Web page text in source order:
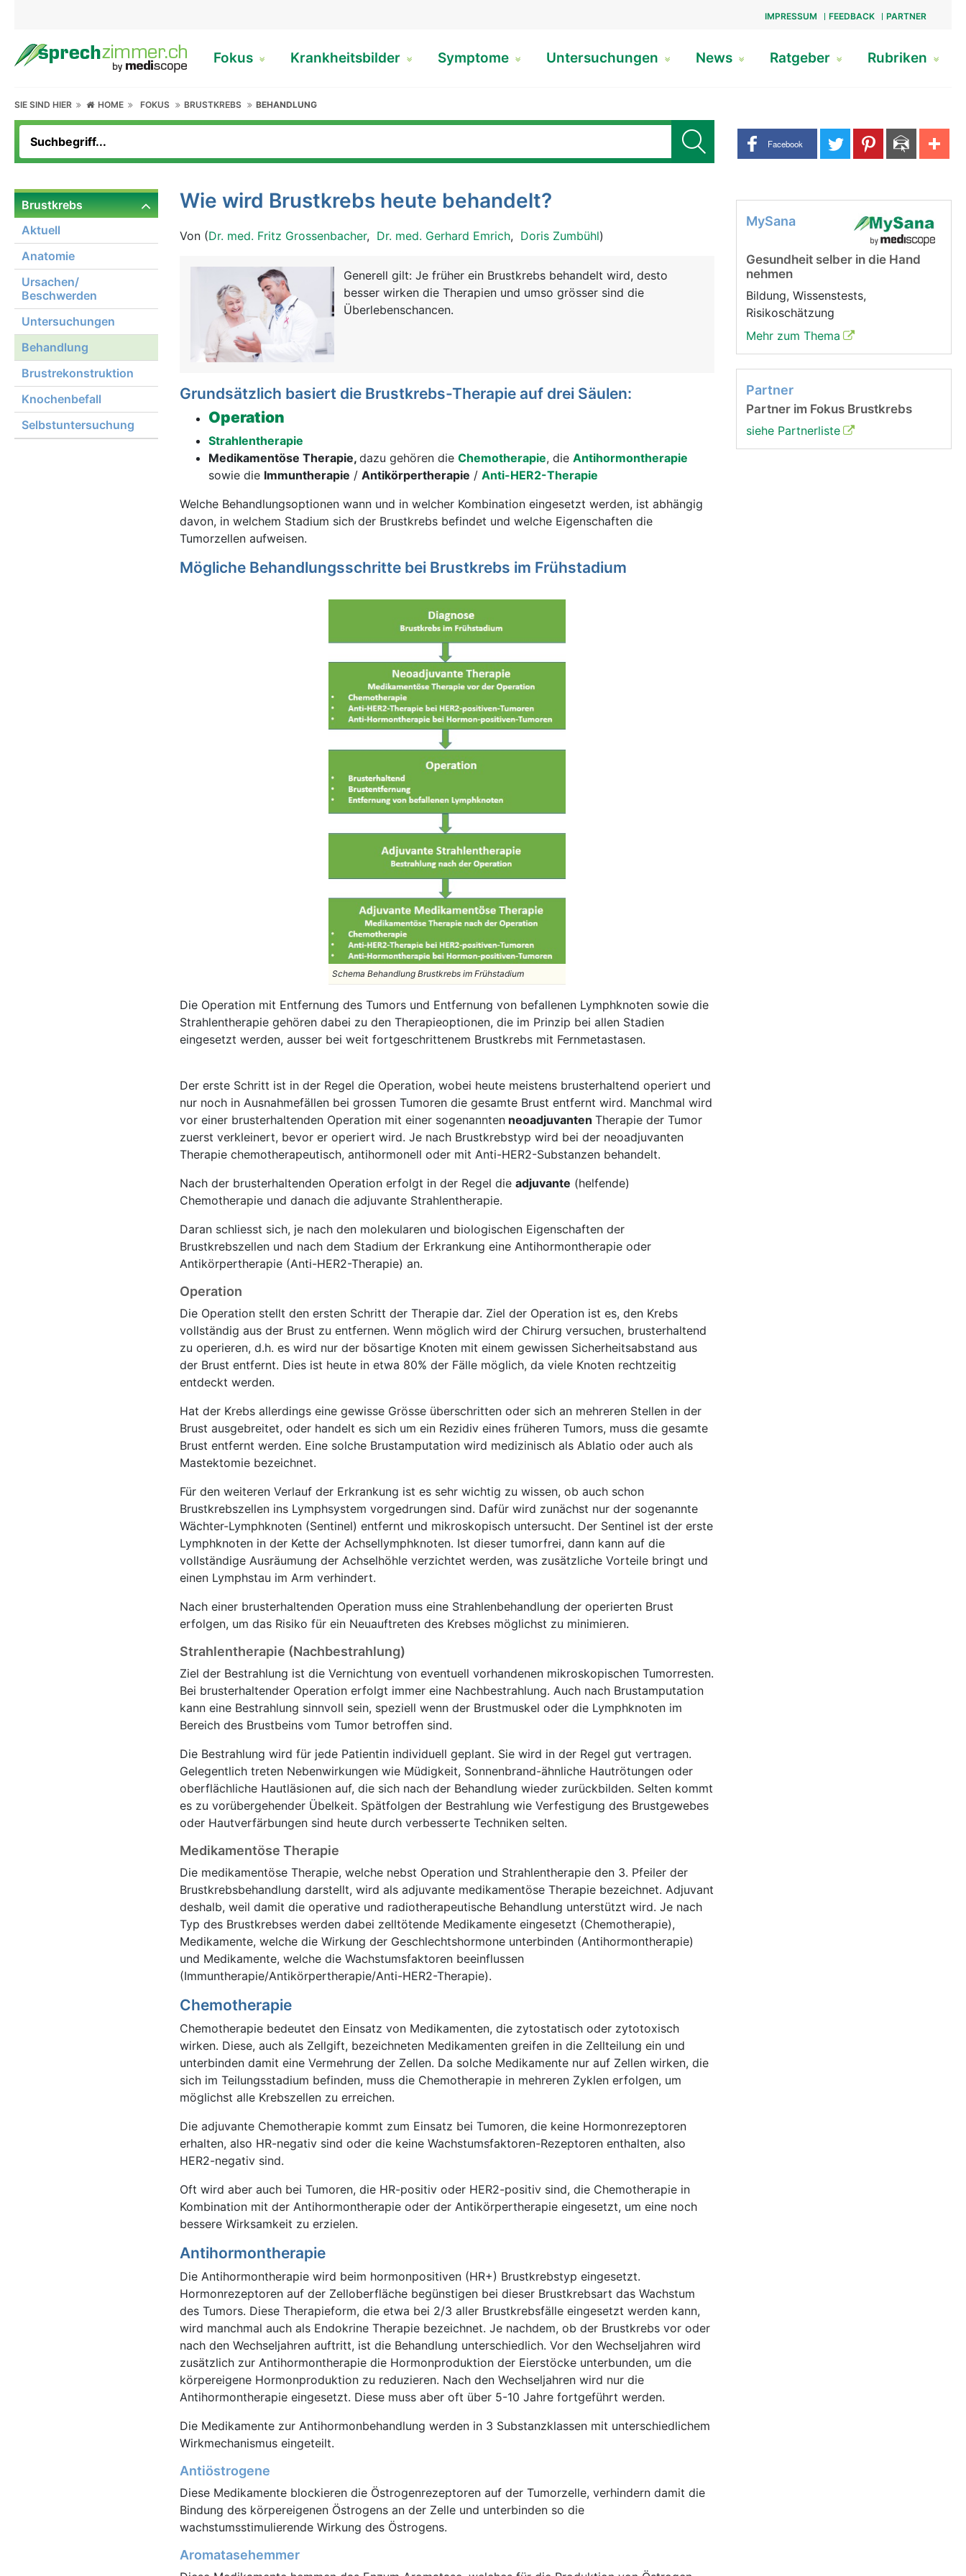
IMPRESSUM FEEDBACK PARTNER
Fokus Krankheitsbilder Symptome Untersuchungen News Ratgeber Rubriken
SIE SIND HIER HOME FOKUS BRUSTKREBS BEHANDLUNG
Share buttons
Facebook
Brustkrebs
Aktuell
Anatomie
Ursachen/
Beschwerden
Untersuchungen
Behandlung
Brustrekonstruktion
Knochenbefall
Selbstuntersuchung
Wie wird Brustkrebs heute behandelt?
Von (Dr. med. Fritz Grossenbacher, Dr. med. Gerhard Emrich, Doris Zumbühl)
Generell gilt: Je früher ein Brustkrebs behandelt wird, desto
besser wirken die Therapien und umso grösser sind die
Überlebenschancen.
Grundsätzlich basiert die Brustkrebs-Therapie auf drei Säulen:
Operation
Strahlentherapie
Medikamentöse Therapie, dazu gehören die Chemotherapie, die Antihormontherapie
sowie die Immuntherapie / Antikörpertherapie / Anti-HER2-Therapie
Welche Behandlungsoptionen wann und in welcher Kombination eingesetzt werden, ist abhängig
davon, in welchem Stadium sich der Brustkrebs befindet und welche Eigenschaften die
Tumorzellen aufweisen.
Mögliche Behandlungsschritte bei Brustkrebs im Frühstadium
Schema Behandlung Brustkrebs im Frühstadium
Die Operation mit Entfernung des Tumors und Entfernung von befallenen Lymphknoten sowie die
Strahlentherapie gehören dabei zu den Therapieoptionen, die im Prinzip bei allen Stadien
eingesetzt werden, ausser bei weit fortgeschrittenem Brustkrebs mit Fernmetastasen.
Der erste Schritt ist in der Regel die Operation, wobei heute meistens brusterhaltend operiert und
nur noch in Ausnahmefällen bei grossen Tumoren die gesamte Brust entfernt wird. Manchmal wird
vor einer brusterhaltenden Operation mit einer sogenannten neoadjuvanten Therapie der Tumor
zuerst verkleinert, bevor er operiert wird. Je nach Brustkrebstyp wird bei der neoadjuvanten
Therapie chemotherapeutisch, antihormonell oder mit Anti-HER2-Substanzen behandelt.
Nach der brusterhaltenden Operation erfolgt in der Regel die adjuvante (helfende)
Chemotherapie und danach die adjuvante Strahlentherapie.
Daran schliesst sich, je nach den molekularen und biologischen Eigenschaften der
Brustkrebszellen und nach dem Stadium der Erkrankung eine Antihormontherapie oder
Antikörpertherapie (Anti-HER2-Therapie) an.
Operation
Die Operation stellt den ersten Schritt der Therapie dar. Ziel der Operation ist es, den Krebs
vollständig aus der Brust zu entfernen. Wenn möglich wird der Chirurg versuchen, brusterhaltend
zu operieren, d.h. es wird nur der bösartige Knoten mit einem gewissen Sicherheitsabstand aus
der Brust entfernt. Dies ist heute in etwa 80% der Fälle möglich, da viele Knoten rechtzeitig
entdeckt werden.
Hat der Krebs allerdings eine gewisse Grösse überschritten oder sich an mehreren Stellen in der
Brust ausgebreitet, oder handelt es sich um ein Rezidiv eines früheren Tumors, muss die gesamte
Brust entfernt werden. Eine solche Brustamputation wird medizinisch als Ablatio oder auch als
Mastektomie bezeichnet.
Für den weiteren Verlauf der Erkrankung ist es sehr wichtig zu wissen, ob auch schon
Brustkrebszellen ins Lymphsystem vorgedrungen sind. Dafür wird zunächst nur der sogenannte
Wächter-Lymphknoten (Sentinel) entfernt und mikroskopisch untersucht. Der Sentinel ist der erste
Lymphknoten in der Kette der Achsellymphknoten. Ist dieser tumorfrei, dann kann auf die
vollständige Ausräumung der Achselhöhle verzichtet werden, was zusätzliche Vorteile bringt und
einen Lymphstau im Arm verhindert.
Nach einer brusterhaltenden Operation muss eine Strahlenbehandlung der operierten Brust
erfolgen, um das Risiko für ein Neuauftreten des Krebses möglichst zu minimieren.
Strahlentherapie (Nachbestrahlung)
Ziel der Bestrahlung ist die Vernichtung von eventuell vorhandenen mikroskopischen Tumorresten.
Bei brusterhaltender Operation erfolgt immer eine Nachbestrahlung. Auch nach Brustamputation
kann eine Bestrahlung sinnvoll sein, speziell wenn der Brustmuskel oder die Lymphknoten im
Bereich des Brustbeins vom Tumor betroffen sind.
Die Bestrahlung wird für jede Patientin individuell geplant. Sie wird in der Regel gut vertragen.
Gelegentlich treten Nebenwirkungen wie Müdigkeit, Sonnenbrand-ähnliche Hautrötungen oder
oberflächliche Hautläsionen auf, die sich nach der Behandlung wieder zurückbilden. Selten kommt
es zu vorübergehender Übelkeit. Spätfolgen der Bestrahlung wie Verfestigung des Brustgewebes
oder Hautverfärbungen sind heute durch verbesserte Techniken selten.
Medikamentöse Therapie
Die medikamentöse Therapie, welche nebst Operation und Strahlentherapie den 3. Pfeiler der
Brustkrebsbehandlung darstellt, wird als adjuvante medikamentöse Therapie bezeichnet. Adjuvant
deshalb, weil damit die operative und radiotherapeutische Behandlung unterstützt wird. Je nach
Typ des Brustkrebses werden dabei zelltötende Medikamente eingesetzt (Chemotherapie),
Medikamente, welche die Wirkung der Geschlechtshormone unterbinden (Antihormontherapie)
und Medikamente, welche die Wachstumsfaktoren beeinflussen
(Immuntherapie/Antikörpertherapie/Anti-HER2-Therapie).
Chemotherapie
Chemotherapie bedeutet den Einsatz von Medikamenten, die zytostatisch oder zytotoxisch
wirken. Diese, auch als Zellgift, bezeichneten Medikamenten greifen in die Zellteilung ein und
unterbinden damit eine Vermehrung der Zellen. Da solche Medikamente nur auf Zellen wirken, die
sich im Teilungsstadium befinden, muss die Chemotherapie in mehreren Zyklen erfolgen, um
möglichst alle Krebszellen zu erreichen.
Die adjuvante Chemotherapie kommt zum Einsatz bei Tumoren, die keine Hormonrezeptoren
erhalten, also HR-negativ sind oder die keine Wachstumsfaktoren-Rezeptoren enthalten, also
HER2-negativ sind.
Oft wird aber auch bei Tumoren, die HR-positiv oder HER2-positiv sind, die Chemotherapie in
Kombination mit der Antihormontherapie oder der Antikörpertherapie eingesetzt, um eine noch
bessere Wirksamkeit zu erzielen.
Antihormontherapie
Die Antihormontherapie wird beim hormonpositiven (HR+) Brustkrebstyp eingesetzt.
Hormonrezeptoren auf der Zelloberfläche begünstigen bei dieser Brustkrebsart das Wachstum
des Tumors. Diese Therapieform, die etwa bei 2/3 aller Brustkrebsfälle eingesetzt werden kann,
wird manchmal auch als Endokrine Therapie bezeichnet. Je nachdem, ob der Brustkrebs vor oder
nach den Wechseljahren auftritt, ist die Behandlung unterschiedlich. Vor den Wechseljahren wird
zusätzlich zur Antihormontherapie die Hormonproduktion der Eierstöcke unterbunden, um die
körpereigene Hormonproduktion zu reduzieren. Nach den Wechseljahren wird nur die
Antihormontherapie eingesetzt. Diese muss aber oft über 5-10 Jahre fortgeführt werden.
Die Medikamente zur Antihormonbehandlung werden in 3 Substanzklassen mit unterschiedlichem
Wirkmechanismus eingeteilt.
Antiöstrogene
Diese Medikamente blockieren die Östrogenrezeptoren auf der Tumorzelle, verhindern damit die
Bindung des körpereigenen Östrogens an der Zelle und unterbinden so die
wachstumsstimulierende Wirkung des Östrogens.
Aromatasehemmer
MySana
Gesundheit selber in die Hand
nehmen
Bildung, Wissenstests,
Risikoschätzung
Mehr zum Thema
Partner
Partner im Fokus Brustkrebs
siehe Partnerliste